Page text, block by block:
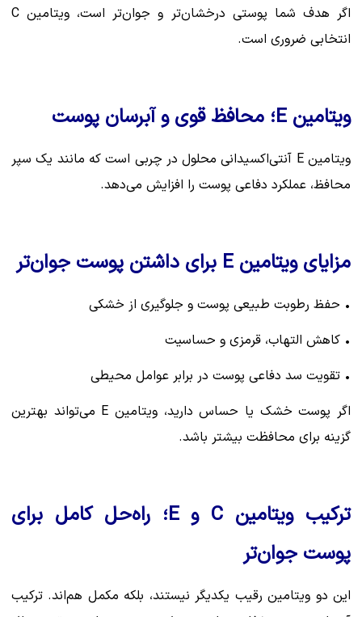
اگر هدف شما پوستی درخشان‌تر و جوان‌تر است، ویتامین C
انتخابی ضروری است.
ویتامین E؛ محافظ قوی و آبرسان پوست
ویتامین E آنتی‌اکسیدانی محلول در چربی است که مانند یک سپر
محافظ، عملکرد دفاعی پوست را افزایش می‌دهد.
مزایای ویتامین E برای داشتن پوست جوان‌تر
• حفظ رطوبت طبیعی پوست و جلوگیری از خشکی
• کاهش التهاب، قرمزی و حساسیت
• تقویت سد دفاعی پوست در برابر عوامل محیطی
اگر پوست خشک یا حساس دارید، ویتامین E می‌تواند بهترین
گزینه برای محافظت بیشتر باشد.
ترکیب ویتامین C و E؛ راه‌حل کامل برای
پوست جوان‌تر
این دو ویتامین رقیب یکدیگر نیستند، بلکه مکمل هم‌اند. ترکیب